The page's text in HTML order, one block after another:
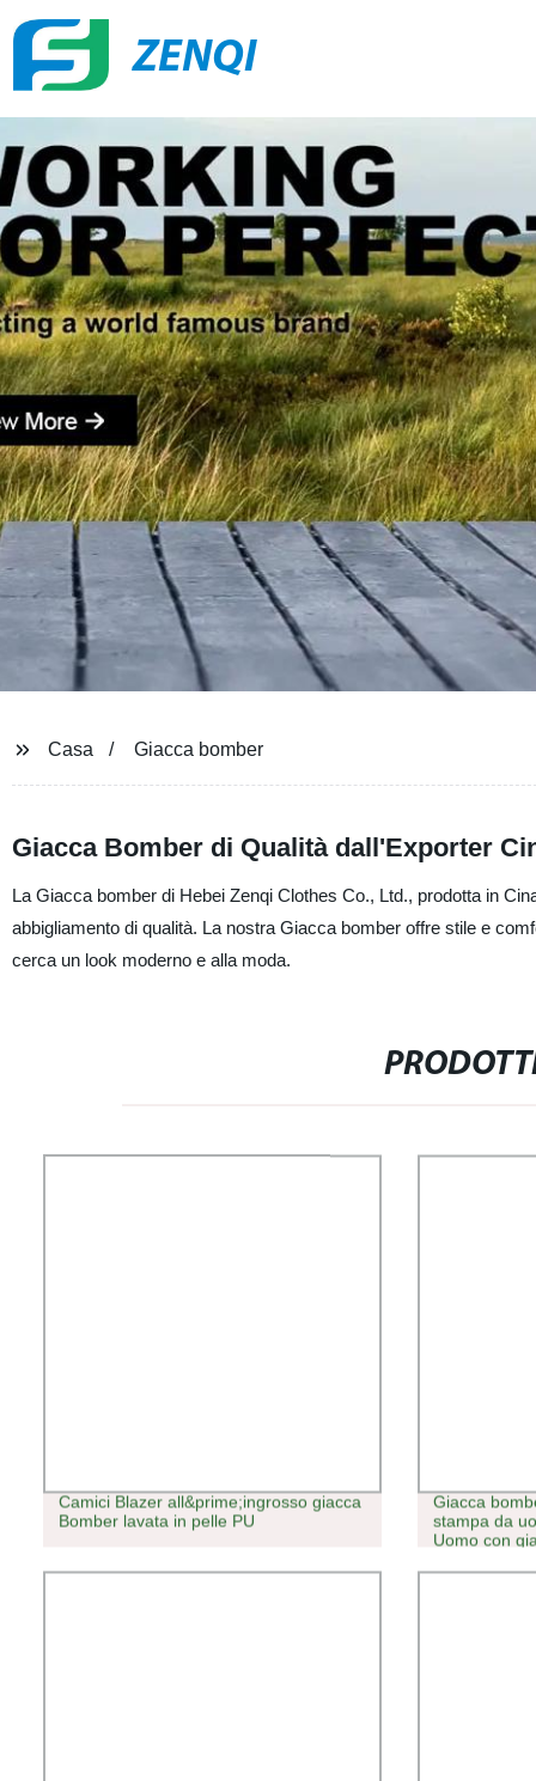
ZENQI
Casa Giacca bomber
Giacca Bomber di Qualità dall'Exporter
La Giacca bomber di Hebei Zenqi Clothes Co., Ltd., prodotta in
abbigliamento di qualità. La nostra Giacca bomber offre stile e
cerca un look moderno e alla moda.
Camici Blazer all&prime;ingrosso giacca
Bomber lavata in pelle PU
Giacca
stampa da
Uomo con